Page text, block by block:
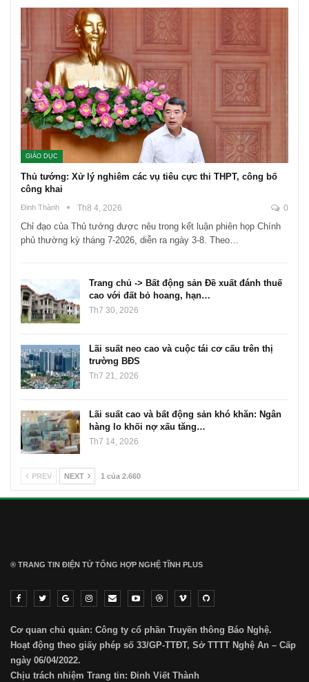
GIÁO DỤC
Thủ tướng: Xử lý nghiêm các vụ tiêu cực thi THPT, công bố
công khai
Đinh Thành Th8 4, 2026 0
Chỉ đạo của Thủ tướng được nêu trong kết luận phiên họp Chính
phủ thường kỳ tháng 7-2026, diễn ra ngày 3-8. Theo…
Trang chủ -> Bất động sản Đề xuất đánh thuế
cao với đất bỏ hoang, hạn…
Th7 30, 2026
Lãi suất neo cao và cuộc tái cơ cấu trên thị
trường BĐS
Th7 21, 2026
Lãi suất cao và bất động sản khó khăn: Ngân
hàng lo khối nợ xấu tăng…
Th7 14, 2026
PREV NEXT 1 của 2.660
® TRANG TIN ĐIỆN TỬ ТỔNG HỢP NGHỆ TĨNH PLUS
Cơ quan chủ quản: Công ty cổ phần Truyền thông Báo Nghệ.
Hoạt động theo giấy phép số 33/GP-TTĐT, Sở TTTT Nghệ An – Cấp
ngày 06/04/2022.
Chịu trách nhiệm Trang tin: Đinh Viết Thành